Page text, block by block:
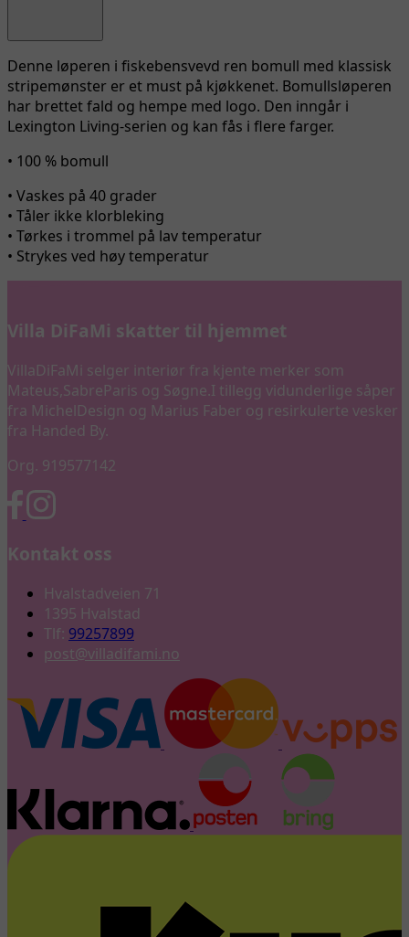
Denne løperen i fiskebensvevd ren bomull med klassisk
stripemønster er et must på kjøkkenet. Bomullsløperen
har brettet fald og hempe med logo. Den inngår i
Lexington Living-serien og kan fås i flere farger.
• 100 % bomull
• Vaskes på 40 grader
• Tåler ikke klorbleking
• Tørkes i trommel på lav temperatur
• Strykes ved høy temperatur
Villa DiFaMi skatter til hjemmet
VillaDiFaMi selger interiør fra kjente merker som
Mateus,SabreParis og Søgne.I tillegg vidunderlige såper
fra MichelDesign og Marius Faber og resirkulerte vesker
fra Handed By.
Org. 919577142
Kontakt oss
Hvalstadveien 71
1395 Hvalstad
Tlf: 99257899
post@villadifami.no